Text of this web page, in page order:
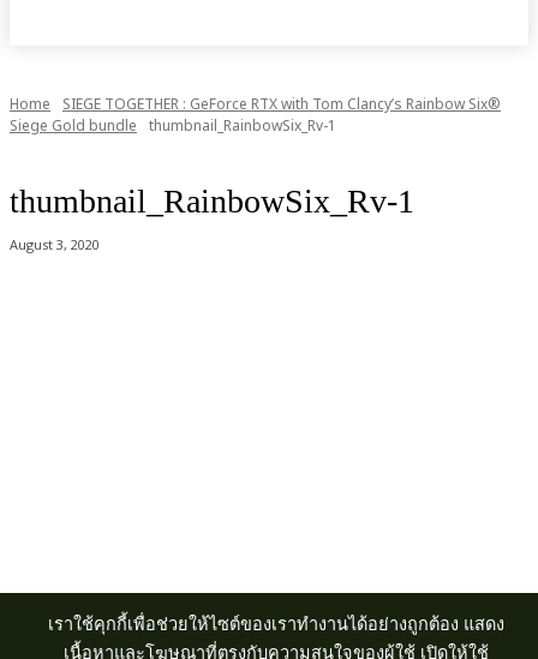
เราใช้คุกกี้เพื่อช่วยให้ไซต์ของเราทำงานได้อย่างถูกต้อง แสดง
เนื้อหาและโฆษณาที่ตรงกับความสนใจของผู้ใช้ เปิดให้ใช้
Home
SIEGE TOGETHER : GeForce RTX with Tom Clancy’s Rainbow Six®
Siege Gold bundle
thumbnail_RainbowSix_Rv-1
thumbnail_RainbowSix_Rv-1
August 3, 2020